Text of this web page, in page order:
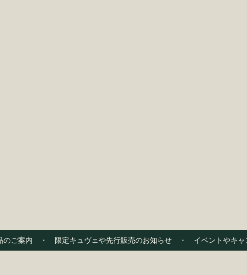
ご案内　・　限定キュヴェや先行販売のお知らせ　・　イベントやキャ